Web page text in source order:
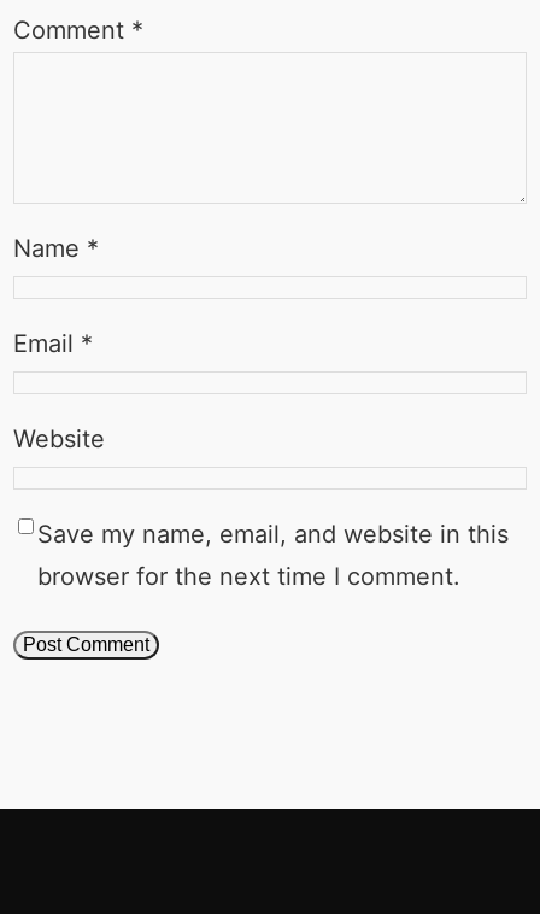
Comment *
Name *
Email *
Website
Save my name, email, and website in this
browser for the next time I comment.